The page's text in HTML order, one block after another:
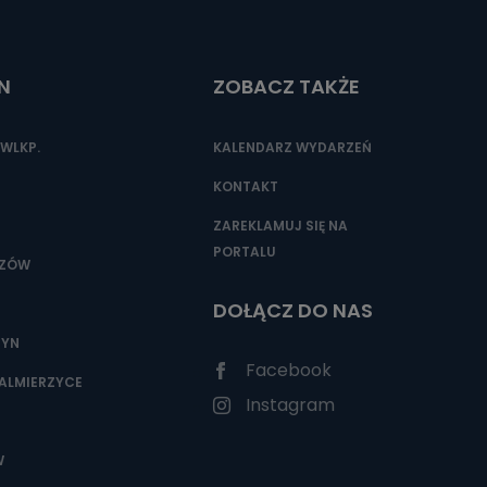
ZOBACZ TAKŻE
KALENDARZ WYDARZEŃ
KONTAKT
ZAREKLAMUJ SIĘ NA
PORTALU
DOŁĄCZ DO NAS
Facebook
Instagram